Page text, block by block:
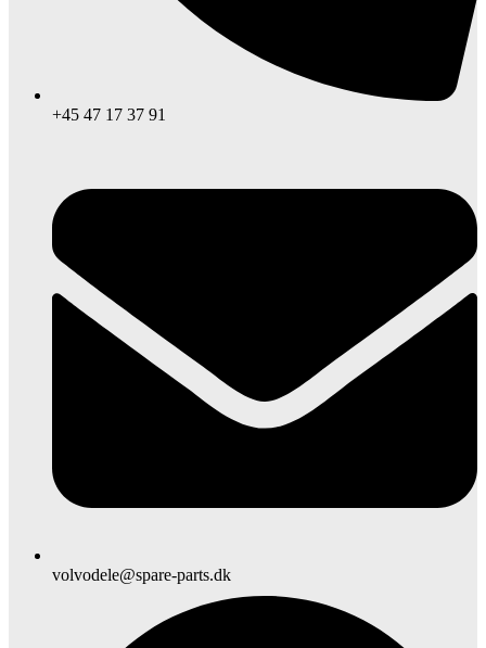
+45 47 17 37 91
volvodele@spare-parts.dk